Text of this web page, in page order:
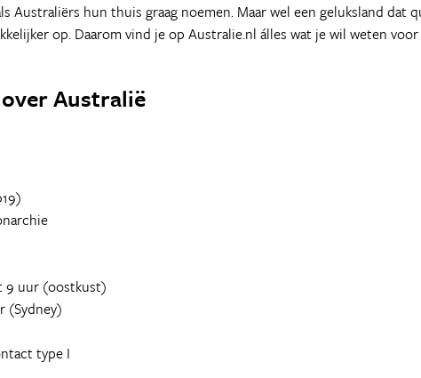
Australiërs hun thuis graag noemen. Maar wel een geluksland dat
op. Daarom vind je op Australie.nl álles wat je wil weten
Australië
9 uur (oostkust)
(Sydney)
type I